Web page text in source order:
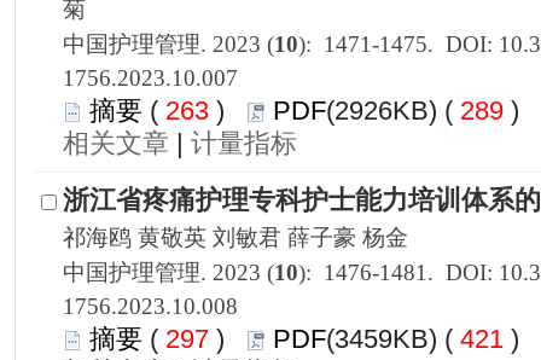
1756.2023.10.007
263 ) 289 )
|
1756.2023.10.008
297 ) 421 )